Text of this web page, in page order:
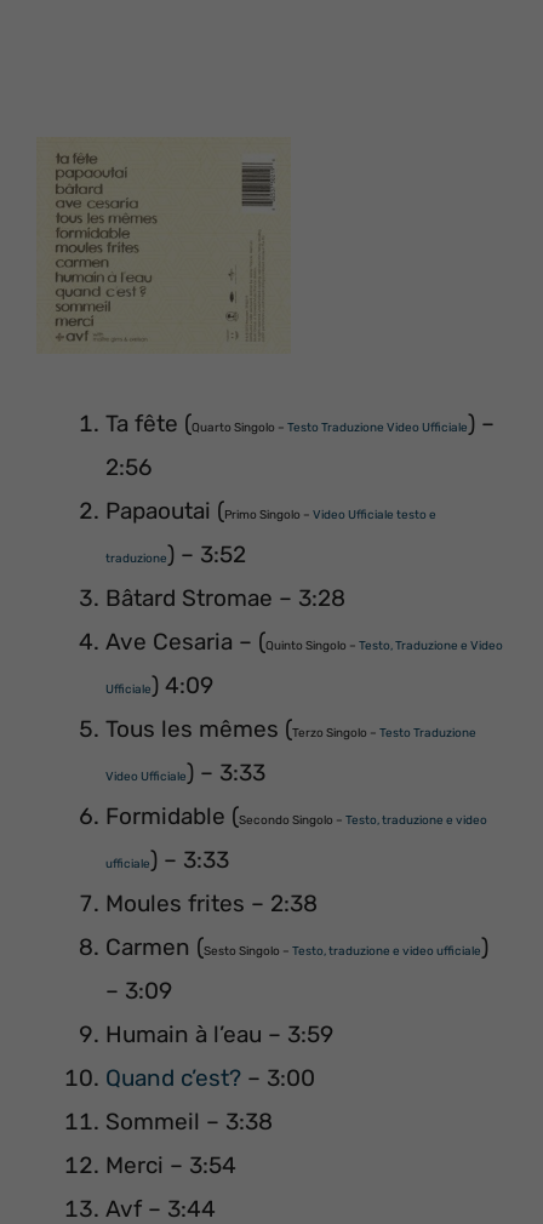
Ta fête (Quarto Singolo – Testo Traduzione Video Ufficiale) –
2:56
Papaoutai (Primo Singolo – Video Ufficiale testo e
traduzione) – 3:52
Bâtard Stromae – 3:28
Ave Cesaria – (Quinto Singolo – Testo, Traduzione e Video
Ufficiale) 4:09
Tous les mêmes (Terzo Singolo – Testo Traduzione
Video Ufficiale) – 3:33
Formidable (Secondo Singolo – Testo, traduzione e video
ufficiale) – 3:33
Moules frites – 2:38
Carmen (Sesto Singolo – Testo, traduzione e video ufficiale)
– 3:09
Humain à l’eau – 3:59
Quand c’est? – 3:00
Sommeil – 3:38
Merci – 3:54
Avf – 3:44